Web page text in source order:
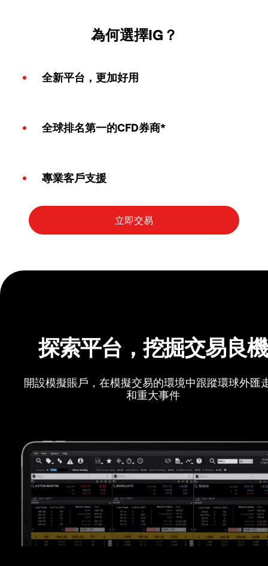
為何選擇IG？
全新平台，更加好用
全球排名第一的CFD券商*
專業客戶支援
探索平台，挖掘交易良機
開設模擬賬戶，在模擬交易的環境中跟蹤環球外匯
和重大事件